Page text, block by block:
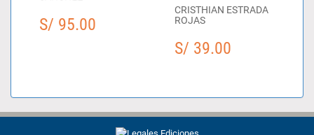
S/ 95.00
CRISTHIAN ESTRADA
ROJAS
S/ 39.00